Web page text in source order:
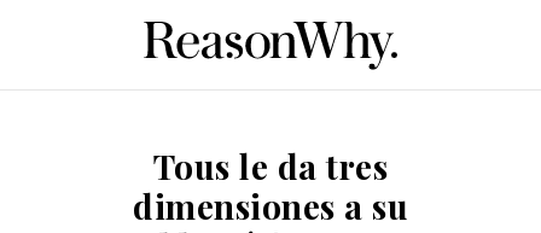
Tous le da tres
dimensiones a su